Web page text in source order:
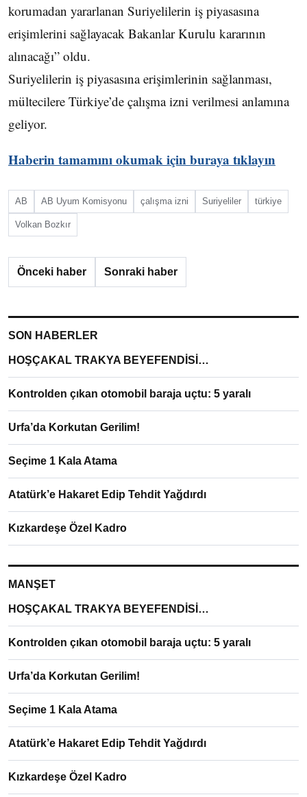
korumadan yararlanan Suriyelilerin iş piyasasına
erişimlerini sağlayacak Bakanlar Kurulu kararının
alınacağı” oldu.
Suriyelilerin iş piyasasına erişimlerinin sağlanması,
mültecilere Türkiye’de çalışma izni verilmesi anlamına
geliyor.
Haberin tamamını okumak için buraya tıklayın
AB AB Uyum Komisyonu çalışma izni Suriyeliler türkiye
Volkan Bozkır
Önceki haber Sonraki haber
SON HABERLER
HOŞÇAKAL TRAKYA BEYEFENDİSİ…
Kontrolden çıkan otomobil baraja uçtu: 5 yaralı
Urfa’da Korkutan Gerilim!
Seçime 1 Kala Atama
Atatürk’e Hakaret Edip Tehdit Yağdırdı
Kızkardeşe Özel Kadro
MANŞET
HOŞÇAKAL TRAKYA BEYEFENDİSİ…
Kontrolden çıkan otomobil baraja uçtu: 5 yaralı
Urfa’da Korkutan Gerilim!
Seçime 1 Kala Atama
Atatürk’e Hakaret Edip Tehdit Yağdırdı
Kızkardeşe Özel Kadro